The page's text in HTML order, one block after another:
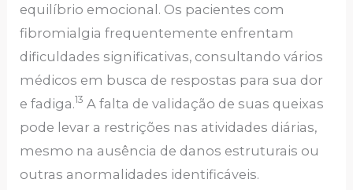
equilíbrio emocional. Os pacientes com
fibromialgia frequentemente enfrentam
dificuldades significativas, consultando vários
médicos em busca de respostas para sua dor
e fadiga.13 A falta de validação de suas queixas
pode levar a restrições nas atividades diárias,
mesmo na ausência de danos estruturais ou
outras anormalidades identificáveis.